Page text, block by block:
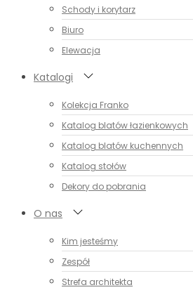
Schody i korytarz
Biuro
Elewacja
Katalogi
Kolekcja Franko
Katalog blatów łazienkowych
Katalog blatów kuchennych
Katalog stołów
Dekory do pobrania
O nas
Kim jesteśmy
Zespół
Strefa architekta